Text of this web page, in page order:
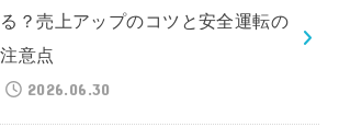
る？売上アップのコツと安全運転の
注意点
2026.06.30